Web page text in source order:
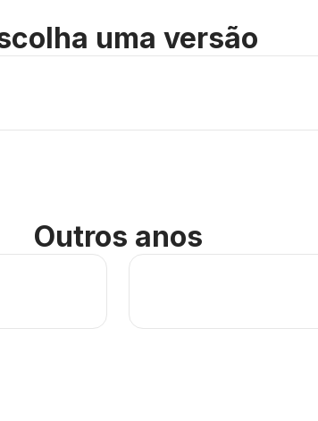
uma versão
Outros anos